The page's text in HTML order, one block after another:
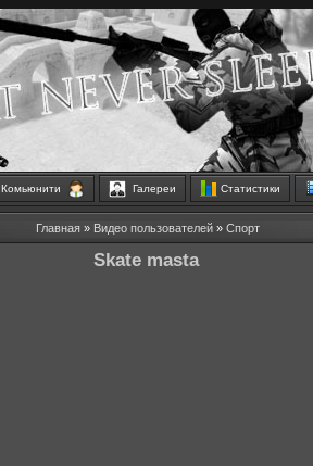
Комьюнити Галереи Статистики
Главная » Видео пользователей » Спорт
Skate masta